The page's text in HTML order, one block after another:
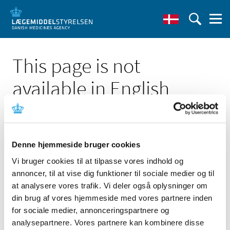
Denne hjemmeside bruger cookies
Vi bruger cookies til at tilpasse vores indhold og
annoncer, til at vise dig funktioner til sociale medier og til
at analysere vores trafik. Vi deler også oplysninger om
din brug af vores hjemmeside med vores partnere inden
for sociale medier, annonceringspartnere og
analysepartnere. Vores partnere kan kombinere disse
This page is not
available in English
Click here to see the Danish page 'Olympus instruerer i
sikker og korrekt brug af Single Use Electrosurgical
Knife'
Go to English frontpage